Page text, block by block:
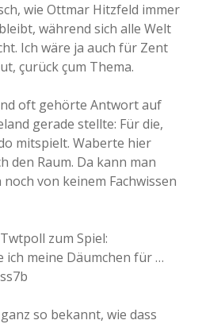
wie Ottmar Hitzfeld immer
während sich alle Welt
Ich wäre ja auch für Zent
çurück çum Thema.
oft gehörte Antwort auf
gerade stellte: Für die,
mitspielt. Waberte hier
den Raum. Da kann man
von keinem Fachwissen
zum Spiel:
ich meine Däumchen für …
so bekannt, wie dass